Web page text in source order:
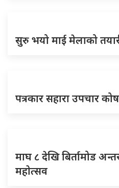
सुरु भयो माई मेलाको
पत्रकार सहारा उपचार
माघ ८ देखि बिर्तामोड
महाेत्सव